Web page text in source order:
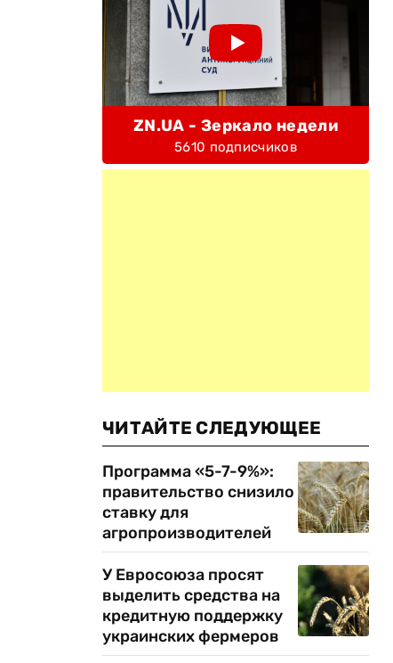
ZN.UA - Зеркало недели
5610 подписчиков
ЧИТАЙТЕ СЛЕДУЮЩЕЕ
Программа «5-7-9%»:
правительство снизило
ставку для
агропроизводителей
У Евросоюза просят
выделить средства на
кредитную поддержку
украинских фермеров